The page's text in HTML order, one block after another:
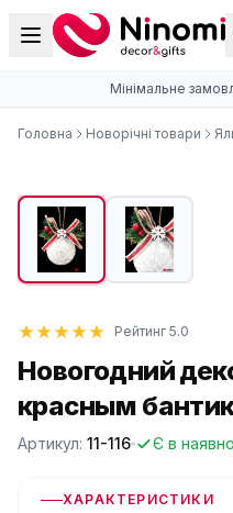
Мінімальне
Головна Новорічні товари
Рейтинг 5.0
Новогодний
красным
Артикул: 11-116 Є в
ХАРАКТЕРИСТИКИ